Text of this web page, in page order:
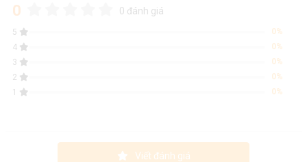
0 0 đánh giá
5
0%
4
0%
3
0%
2
0%
1
0%
Viết đánh giá